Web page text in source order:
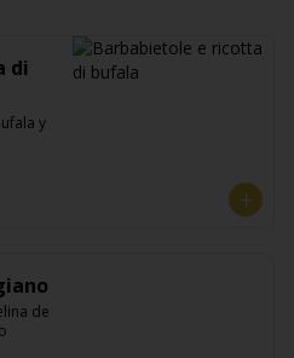
di
y
de